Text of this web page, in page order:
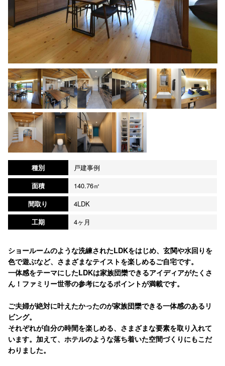
種別
戸建事例
面積
140.76㎡
間取り
4LDK
工期
4ヶ月
ショールームのような洗練されたLDKをはじめ、玄関や水回りを
色で遊ぶなど、さまざまなテイストを楽しめるご自宅です。
一体感をテーマにしたLDKは家族団欒できるアイディアがたくさ
ん！ファミリー世帯の参考になるポイントが満載です。
ご夫婦が絶対に叶えたかったのが家族団欒できる一体感のあるリ
ビング。
それぞれが自分の時間を楽しめる、さまざまな要素を取り入れて
います。加えて、ホテルのような落ち着いた空間づくりにもこだ
わりました。